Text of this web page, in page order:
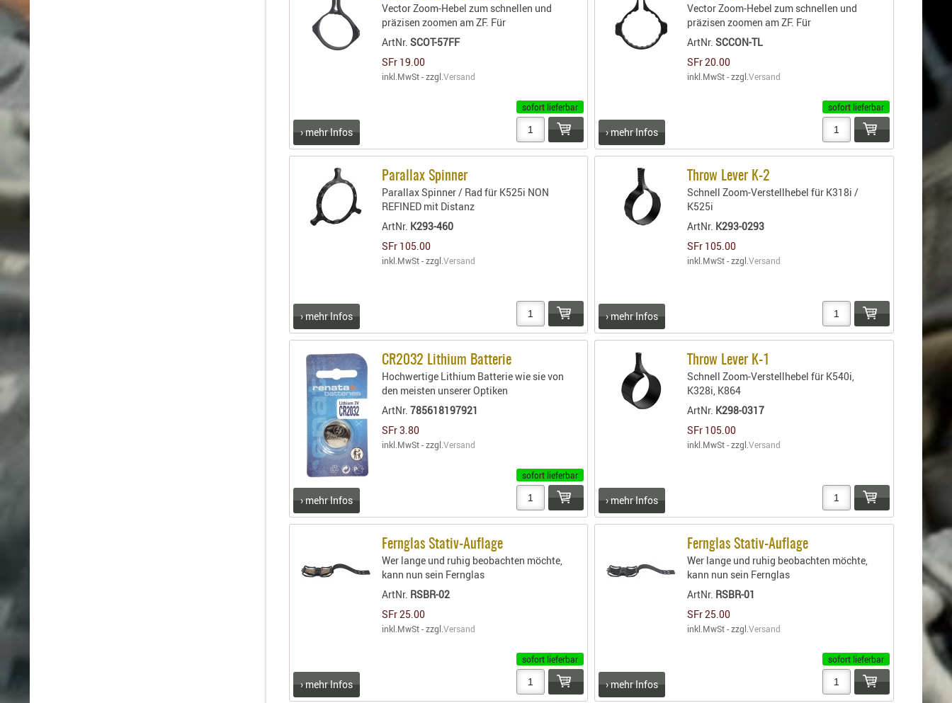
Vector Zoom-Hebel zum schnellen und
präzisen zoomen am ZF. Für
ArtNr. SCOT-57FF
SFr 19.00
inkl.MwSt - zzgl. Versand
sofort lieferbar
› mehr Infos
Vector Zoom-Hebel zum schnellen und
präzisen zoomen am ZF. Für
ArtNr. SCCON-TL
SFr 20.00
inkl.MwSt - zzgl. Versand
sofort lieferbar
› mehr Infos
Parallax Spinner
Parallax Spinner / Rad für K525i NON
REFINED mit Distanz
ArtNr. K293-460
SFr 105.00
inkl.MwSt - zzgl. Versand
› mehr Infos
Throw Lever K-2
Schnell Zoom-Verstellhebel für K318i /
K525i
ArtNr. K293-0293
SFr 105.00
inkl.MwSt - zzgl. Versand
› mehr Infos
CR2032 Lithium Batterie
Hochwertige Lithium Batterie wie sie von
den meisten unserer Optiken
ArtNr. 785618197921
SFr 3.80
inkl.MwSt - zzgl. Versand
sofort lieferbar
› mehr Infos
Throw Lever K-1
Schnell Zoom-Verstellhebel für K540i,
K328i, K864
ArtNr. K298-0317
SFr 105.00
inkl.MwSt - zzgl. Versand
› mehr Infos
Fernglas Stativ-Auflage
Wer lange und ruhig beobachten möchte,
kann nun sein Fernglas
ArtNr. RSBR-02
SFr 25.00
inkl.MwSt - zzgl. Versand
sofort lieferbar
› mehr Infos
Fernglas Stativ-Auflage
Wer lange und ruhig beobachten möchte,
kann nun sein Fernglas
ArtNr. RSBR-01
SFr 25.00
inkl.MwSt - zzgl. Versand
sofort lieferbar
› mehr Infos